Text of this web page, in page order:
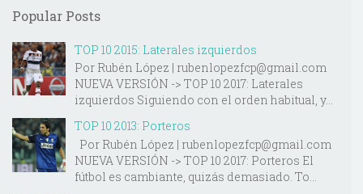
Popular Posts
TOP 10 2015: Laterales izquierdos
Por Rubén López | rubenlopezfcp@gmail.com
NUEVA VERSIÓN -> TOP 10 2017: Laterales
izquierdos Siguiendo con el orden habitual, y...
TOP 10 2013: Porteros
Por Rubén López | rubenlopezfcp@gmail.com
NUEVA VERSIÓN -> TOP 10 2017: Porteros El
fútbol es cambiante, quizás demasiado. To...